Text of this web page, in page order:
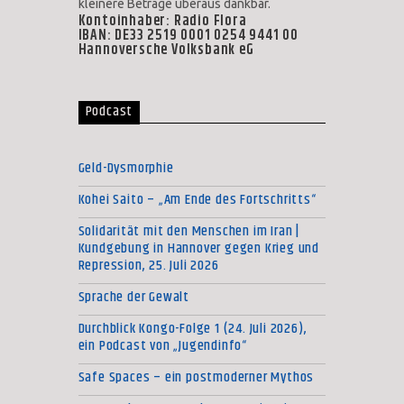
kleinere Beträge überaus dankbar.
Kontoinhaber: Radio Flora
IBAN: DE33 2519 0001 0254 9441 00
Hannoversche Volksbank eG
Podcast
Geld-Dysmorphie
Kohei Saito – „Am Ende des Fortschritts“
Solidarität mit den Menschen im Iran |
Kundgebung in Hannover gegen Krieg und
Repression, 25. Juli 2026
Sprache der Gewalt
Durchblick Kongo-Folge 1 (24. Juli 2026),
ein Podcast von „Jugendinfo“
Safe Spaces – ein postmoderner Mythos